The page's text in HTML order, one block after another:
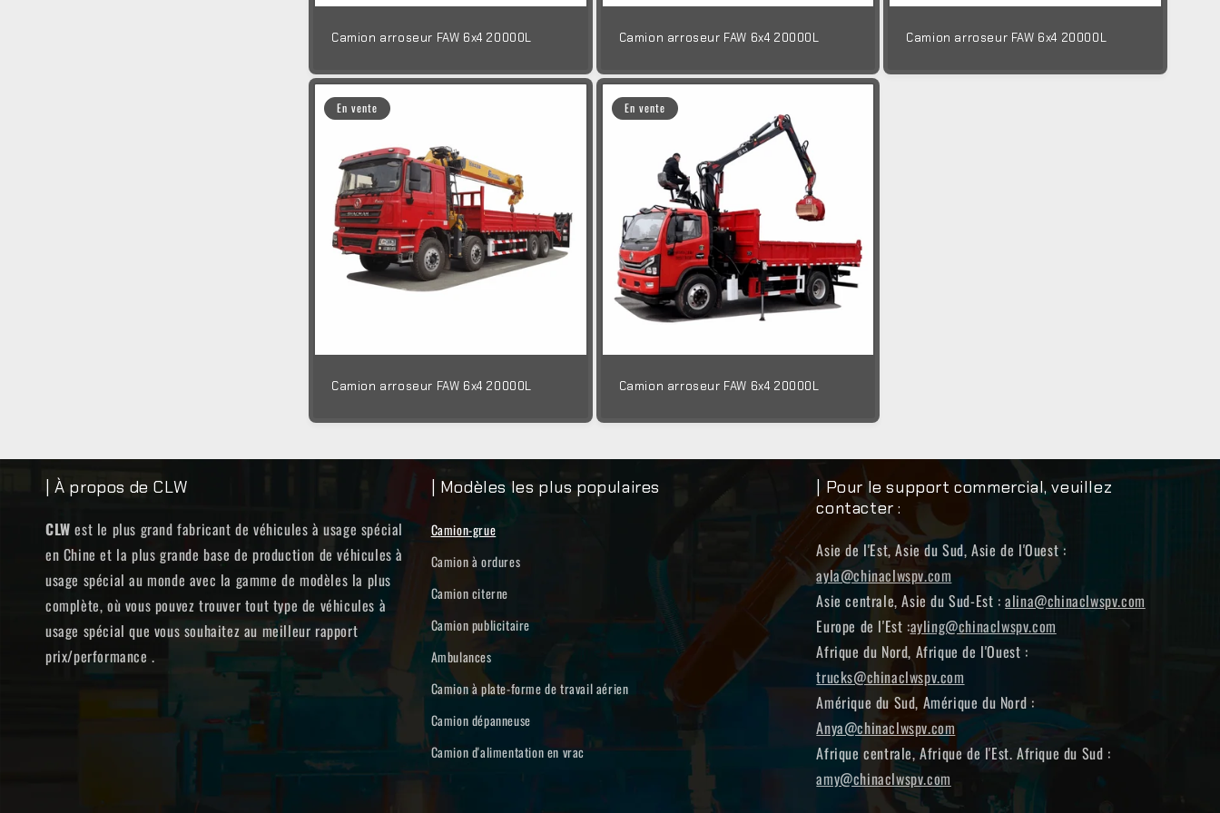
Camion arroseur FAW 6x4 20000L Camion arroseur FAW 6x4 20000L Camion arroseur FAW 6x4 20000L
En vente
Camion arroseur FAW 6x4 20000L
En vente
Camion arroseur FAW 6x4 20000L
| À propos de CLW
CLW est le plus grand fabricant de véhicules à usage spécial
en Chine et la plus grande base de production de véhicules à
usage spécial au monde avec la gamme de modèles la plus
complète, où vous pouvez trouver tout type de véhicules à
usage spécial que vous souhaitez au meilleur rapport
prix/performance .
| Modèles les plus populaires
Camion-grue
Camion à ordures
Camion citerne
Camion publicitaire
Ambulances
Camion à plate-forme de travail aérien
Camion dépanneuse
Camion d'alimentation en vrac
| Pour le support commercial, veuillez
contacter :
Asie de l'Est, Asie du Sud, Asie de l'Ouest :
ayla@chinaclwspv.com
Asie centrale, Asie du Sud-Est :alina@chinaclwspv.com
Europe de l'Est :ayling@chinaclwspv.com
Afrique du Nord, Afrique de l'Ouest :
trucks@chinaclwspv.com
Amérique du Sud, Amérique du Nord :
Anya@chinaclwspv.com
Afrique centrale, Afrique de l'Est. Afrique du Sud :
amy@chinaclwspv.com